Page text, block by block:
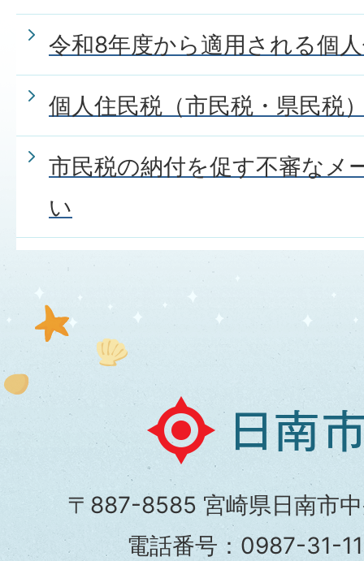
令和8年度から適用される個
個人住民税（市民税・県民税
市民税の納付を促す不審なメ
い
日
南
市
役
〒887-8585 宮崎県日南市
電話番号：0987-31-